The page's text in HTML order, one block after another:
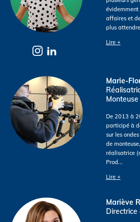
évidemment
affaires et
plus
Lire +
Marie-
Monteuse
De 2013 à
participé à
sur les
de
réalisatrice
Prod...
Lire +
Mariève
Directrice